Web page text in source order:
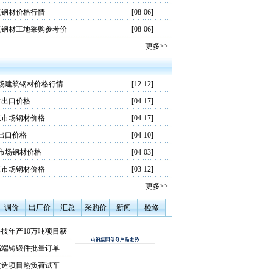
材价格行情
[08-06]
材工地采购参考价
[08-06]
更多>>
建筑钢材价格行情
[12-12]
口价格
[04-17]
场钢材价格
[04-17]
口价格
[04-10]
场钢材价格
[04-03]
场钢材价格
[03-12]
更多>>
调价 出厂价 汇总 采购价 新闻 检修
年产10万吨项目获
铸锻件批量订单
项目热负荷试车